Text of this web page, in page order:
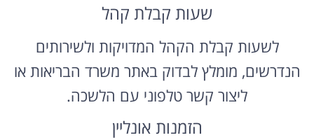
שעות קבלת קהל
לשעות קבלת הקהל המדויקות ולשירותים
הנדרשים, מומלץ לבדוק באתר משרד הבריאות או
ליצור קשר טלפוני עם הלשכה.
הזמנות אונליין